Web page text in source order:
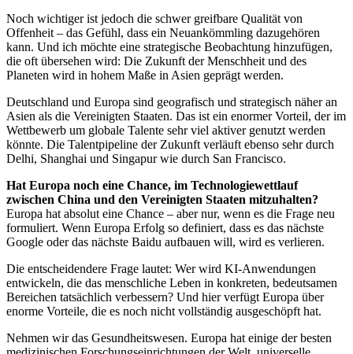
Noch wichtiger ist jedoch die schwer greifbare Qualität von
Offenheit – das Gefühl, dass ein Neuankömmling dazugehören
kann. Und ich möchte eine strategische Beobachtung hinzufügen,
die oft übersehen wird: Die Zukunft der Menschheit und des
Planeten wird in hohem Maße in Asien geprägt werden.
Deutschland und Europa sind geografisch und strategisch näher an
Asien als die Vereinigten Staaten. Das ist ein enormer Vorteil, der im
Wettbewerb um globale Talente sehr viel aktiver genutzt werden
könnte. Die Talentpipeline der Zukunft verläuft ebenso sehr durch
Delhi, Shanghai und Singapur wie durch San Francisco.
Hat Europa noch eine Chance, im Technologiewettlauf
zwischen China und den Vereinigten Staaten mitzuhalten?
Europa hat absolut eine Chance – aber nur, wenn es die Frage neu
formuliert. Wenn Europa Erfolg so definiert, dass es das nächste
Google oder das nächste Baidu aufbauen will, wird es verlieren.
Die entscheidendere Frage lautet: Wer wird KI-Anwendungen
entwickeln, die das menschliche Leben in konkreten, bedeutsamen
Bereichen tatsächlich verbessern? Und hier verfügt Europa über
enorme Vorteile, die es noch nicht vollständig ausgeschöpft hat.
Nehmen wir das Gesundheitswesen. Europa hat einige der besten